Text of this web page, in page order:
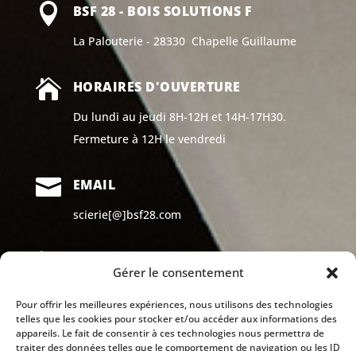
Gérer le consentement
Pour offrir les meilleures expériences, nous utilisons des technologies
telles que les cookies pour stocker et/ou accéder aux informations des
appareils. Le fait de consentir à ces technologies nous permettra de
traiter des données telles que le comportement de navigation ou les ID
 BSF 28 - BOIS SOLUTIONS F
La Palouterie - 28330 Chapelle Guillaume
 HORAIRES D'OUVERTURE
Du lundi au jeudi 8H-12H et 14H-17H30.
Fermeture à 12H le vendredi
 EMAIL
scierie[@]bsf28.com